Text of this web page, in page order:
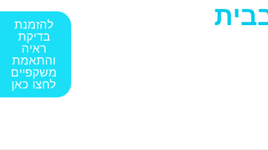
להזמנת
בדיקת
ראיה
והתאמת
משקפיים
לחצו כאן